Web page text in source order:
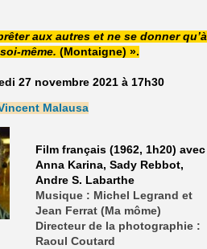
aux autres et ne se donner qu’à
soi-même. (Montaigne) ».
27 novembre 2021 à 17h30
Malausa
Film français (1962, 1h20) avec
Anna Karina, Sady Rebbot,
Andre S. Labarthe
Musique : Michel Legrand et
Jean Ferrat (Ma môme)
Directeur de la photographie :
Raoul Coutard